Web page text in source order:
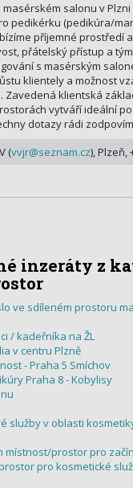
salonu v
pedikérku (pedikúra/
příjemné prostředí
přátelský přístup a
s masérským
klientely a možnost
Zavedená klientská
vytváří ideální
dotazy rádi
(vvjr@seznam.cz), Plzeň,
inzeráty z
ve sdíleném prostoru
/ kadeřníka na ŽL
v centru Plzně
- Praha 5 Smíchov
Praha 8 - Kobylisy
služby v oblasti
místnost/prostor pro
pro kosmetické